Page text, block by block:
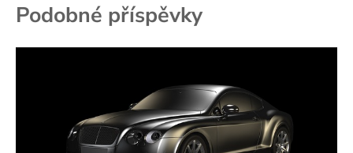
Podobné příspěvky